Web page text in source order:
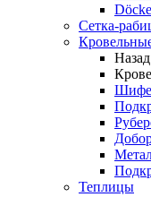
Сетка-
Назад
Теплицы